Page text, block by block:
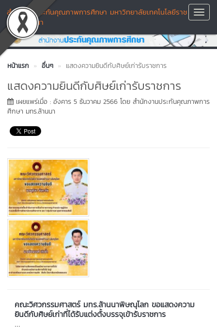
สำนักงานประกันคุณภาพการศึกษา มหาวิทยาลัยเทคโนโลยีราช
มงคลล้านนา
หน้าแรก อื่นๆ แสดงความยินดีกับศิษย์เก่ารับราชการ
แสดงความยินดีกับศิษย์เก่ารับราชการ
เผยแพร่เมื่อ : อังคาร 5 ธันวาคม 2566 โดย สำนักงานประกันคุณภาพการ
ศึกษา มทร.ล้านนา
คณะวิศวกรรมศาสตร์ มทร.ล้านนาพิษณุโลก ขอแสดงความ
ยินดีกับศิษย์เก่าที่ได้รับแต่งตั้งบรรจุเข้ารับราชการ
...